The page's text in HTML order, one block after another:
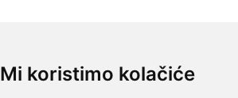
Mi koristimo kolačiće